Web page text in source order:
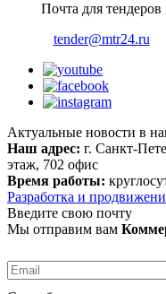
Почта для тендеров
tender@mtr24.ru
Актуальные новости в
Наш адрес: г. Санкт-
этаж, 702 офис
Время работы:
Разработка и
Введите свою почту
Мы отправим вам